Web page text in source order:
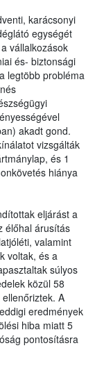
karácsonyi
egységét
vállalkozások
és- biztonsági
legtöbb probléma
akadt gond.
vizsgálták
és 1
hiánya
eljárást a
élőhal árusítás
valamint
voltak, és a
súlyos
közül 58
A
eredmények
hiba miatt 5
pontosításra